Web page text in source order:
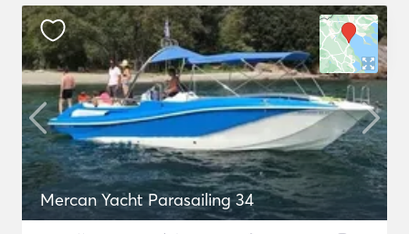
Mercan Yacht Parasailing 34